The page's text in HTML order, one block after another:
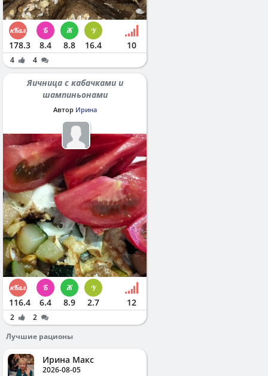
178.3 8.4 8.8 16.4 10
4 4
Яичница с кабачками и
шампиньонами
Автор Ирина
116.4 6.4 8.9 2.7 12
2
2
Лучшие рационы
Ирина Макс
2026-08-05